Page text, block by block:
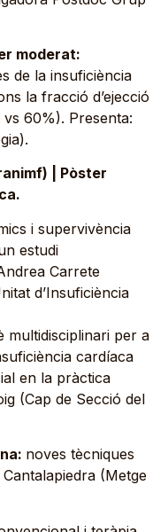
moderat:
de la insuficiència
la fracció d’ejecció
60%). Presenta:
| Pòster
i supervivència
estudi
Carrete
d’Insuficiència
multidisciplinari per a
cardíaca
en la pràctica
(Cap de Secció del
noves tècniques
(Metge